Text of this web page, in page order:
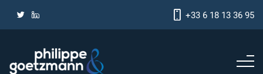
+33 6 18 13 36 95